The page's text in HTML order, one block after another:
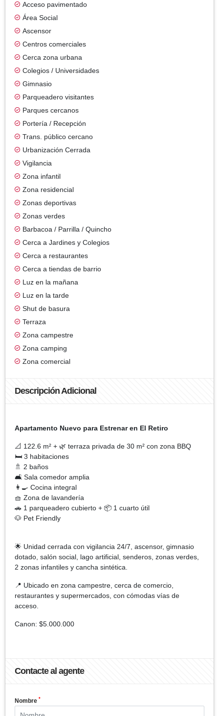
Acceso pavimentado
Área Social
Ascensor
Centros comerciales
Cerca zona urbana
Colegios / Universidades
Gimnasio
Parqueadero visitantes
Parques cercanos
Portería / Recepción
Trans. público cercano
Urbanización Cerrada
Vigilancia
Zona infantil
Zona residencial
Zonas deportivas
Zonas verdes
Barbacoa / Parrilla / Quincho
Cerca a Jardines y Colegios
Cerca a restaurantes
Cerca a tiendas de barrio
Luz en la mañana
Luz en la tarde
Shut de basura
Terraza
Zona campestre
Zona camping
Zona comercial
Descripción Adicional
Apartamento Nuevo para Estrenar en El Retiro
📐 122.6 m² + 🌿 terraza privada de 30 m² con zona BBQ
🛏️ 3 habitaciones
🚿 2 baños
🛋️ Sala comedor amplia
👩‍🍳 Cocina integral
🧺 Zona de lavandería
🚗 1 parqueadero cubierto + 📦 1 cuarto útil
🐶 Pet Friendly
🌟 Unidad cerrada con vigilancia 24/7, ascensor, gimnasio
dotado, salón social, lago artificial, senderos, zonas verdes,
2 zonas infantiles y cancha sintética.
📍 Ubicado en zona campestre, cerca de comercio,
restaurantes y supermercados, con cómodas vías de
acceso.
Canon: $5.000.000
Contacte al agente
Nombre *